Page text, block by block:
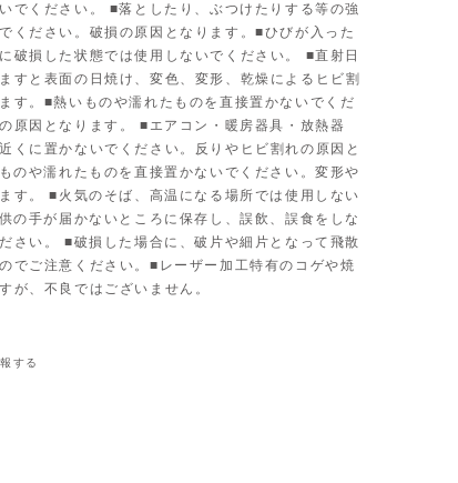
でください。 ■落としたり、ぶつけたりする等の強
ください。破損の原因となります。■ひびが入った
破損した状態では使用しないでください。 ■直射日
すと表面の日焼け、変色、変形、乾燥によるヒビ割
す。■熱いものや濡れたものを直接置かないでくだ
原因となります。 ■エアコン・暖房器具・放熱器
くに置かないでください。反りやヒビ割れの原因と
のや濡れたものを直接置かないでください。変形や
す。 ■火気のそば、高温になる場所では使用しない
の手が届かないところに保存し、誤飲、誤食をしな
さい。 ■破損した場合に、破片や細片となって飛散
でご注意ください。■レーザー加工特有のコゲや焼
が、不良ではございません。
する